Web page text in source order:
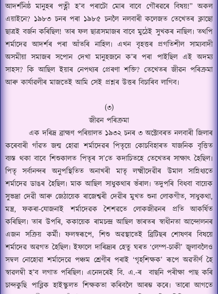
আদৰ্শনিষ্ঠ মানুহৰ পত্নী হ’ব পৰাটো মোৰ বাবে গৌৰৱৰে বিষয়!”অকল
এয়াইনে? ১৯৮৩ চনৰ পৰা ১৯৮৫ চনলৈ নলবাৰী কলেজত তেখেতৰ ক্লাছো
ছাত্ৰই বৰ্জন কৰিছিল! তাৰ ফল ছাত্ৰসমাজৰ বাবে মুঠেই সুখকৰ নাছিল৷ তথপি
শৰ্মাদেৱ আদৰ্শৰ পৰা আঁতৰি নাহিল৷ এখন বৃহত্তৰ প্ৰগতিশীল সাম্যবাদী
অসমীয়া সমাজৰ সপোন দেখা মানুহজনে ক’ৰ পৰা পাইছিল এই অদম্য
সাহস?কি আছিল ইয়াৰ নেপথ্যৰ প্ৰেৰণা শক্তি? তেখেতৰ জীৱন পৰিক্ৰমা
আৰু কাৰ্যাৱলীৰ মাজতেই আমি সেই প্ৰশ্নৰ উত্তৰ বিচাৰিব লাগিব৷
(৩)
জীৱন পৰিক্ৰমা
এক দৰিদ্ৰ ব্ৰাহ্মণ পৰিয়ালত ১৯৩২ চনৰ ৩ অক্টোবৰত নলবাৰী জিলাৰ
কৰেবাৰী গাঁৱত জন্ম হোৱা শৰ্মাদেৱৰ পিতৃয়ে কোচবিহাৰত যাজনিক বৃত্তিত
ব্যস্ত থকা বাবে শিশুকালত পিতৃৰ স’তে কদাচিতহে তেখেতৰ সাক্ষাৎ হৈছিল৷
পিতৃ সৰ্বানন্দৰ অনুপস্থিতিত অনাখৰী মাতৃ লক্ষ্মীদেৱীৰ উমাল সান্নিধ্যতে
শৰ্মাদেৱ ডাঙৰ হৈছিল৷ মাক আছিল সাধুকথাৰ ভঁৰাল৷ তদুপৰি বিধবা বায়েক
সুভদ্ৰা দেৱী আৰু জেঠায়েক ৰাজেশ্বৰী দেৱীৰ মুখত শুনা লোকগীত,সাধুকথা,
মন্ত্ৰ,ফকৰা-যোজনাই শৰ্মাদেৱক শৈশৱতে লোকজীৱনৰ প্ৰতি আকৰ্ষিত
কৰিছিল৷ তাৰ উপৰি,ককায়েক ৰামচন্দ্ৰ আছিল ভাৰতৰ স্বাধীনতা আন্দোলনৰ
এজন সক্ৰিয় কৰ্মী৷ ফলস্বৰূপে,শিশু অৱস্থাতেই ব্ৰিটিছৰ শোষণৰ বিষয়ে
শৰ্মাদেৱ অৱগত হৈছিল৷ ইফালে দাৰিদ্ৰ্যৰ হেতু ঘৰত‘লেম্প-চাকী’জ্বলাবলৈও
সম্বল নোহোৱা শৰ্মাদেৱে পঞ্চম শ্ৰেণীৰ পৰাই ‘গৃহশিক্ষক’ৰূপে অৱতীৰ্ণ হৈ
স্বাৱলম্বী হ’ব লগাত পৰিছিল৷ এনেদৰেই বি. এ.-ৰ
বাছনি পৰীক্ষা পাছ কৰি
চান্দকুছি পাব্লিক হাইস্কুলত শিক্ষকতা কৰিবলৈ আৰম্ভ কৰে৷ তাৰো আগতে